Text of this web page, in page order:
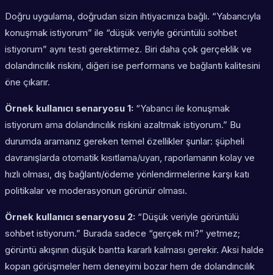
Doğru uygulama, doğrudan sizin ihtiyacınıza bağlı. “Yabancıyla
konuşmak istiyorum” ile “düşük veriyle görüntülü sohbet
istiyorum” aynı testi gerektirmez. Biri daha çok gerçeklik ve
dolandırıcılık riskini, diğeri ise performans ve bağlantı kalitesini
öne çıkarır.
Örnek kullanıcı senaryosu 1: “Yabancı ile konuşmak
istiyorum ama dolandırıcılık riskini azaltmak istiyorum.” Bu
durumda aramanız gereken temel özellikler şunlar: şüpheli
davranışlarda otomatik kısıtlama/uyarı, raporlamanın kolay ve
hızlı olması, dış bağlantı/ödeme yönlendirmelerine karşı katı
politikalar ve moderasyonun görünür olması.
Örnek kullanıcı senaryosu 2: “Düşük veriyle görüntülü
sohbet istiyorum.” Burada sadece “gerçek mi?” yetmez;
görüntü akışının düşük bantta kararlı kalması gerekir. Aksi halde
kopan görüşmeler hem deneyimi bozar hem de dolandırıcılık